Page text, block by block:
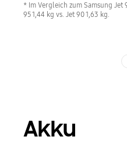
* Im Vergleich zum Samsung Jet
95 1,44 kg vs. Jet 90 1,63 kg.
Akku